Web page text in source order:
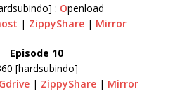
: Openload
| ZippyShare | Mirror
Episode 10
[hardsubindo]
Gdrive | ZippyShare | Mirror